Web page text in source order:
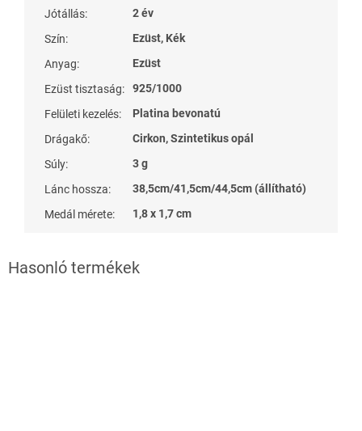
Jótállás:
2 év
Szín:
Ezüst, Kék
Anyag:
Ezüst
Ezüst tisztaság:
925/1000
Felületi kezelés:
Platina bevonatú
Drágakő:
Cirkon, Szintetikus opál
Súly:
3 g
Lánc hossza:
38,5cm/41,5cm/44,5cm (állítható)
Medál mérete: 1,8 x 1,7 cm